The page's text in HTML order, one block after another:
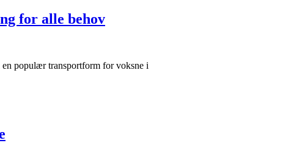
for alle behov
populær transportform for voksne i